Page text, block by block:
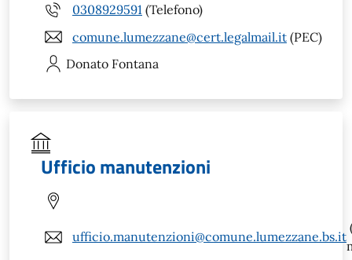
0308929591 (Telefono)
comune.lumezzane@cert.legalmail.it (PEC)
Donato Fontana
Ufficio manutenzioni
ufficio.manutenzioni@comune.lumezzane.bs.it